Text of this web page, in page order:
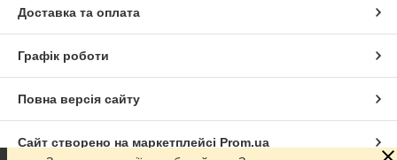
Доставка та оплата
Графік роботи
Повна версія сайту
Сайт створено на маркетплейсі Prom.ua